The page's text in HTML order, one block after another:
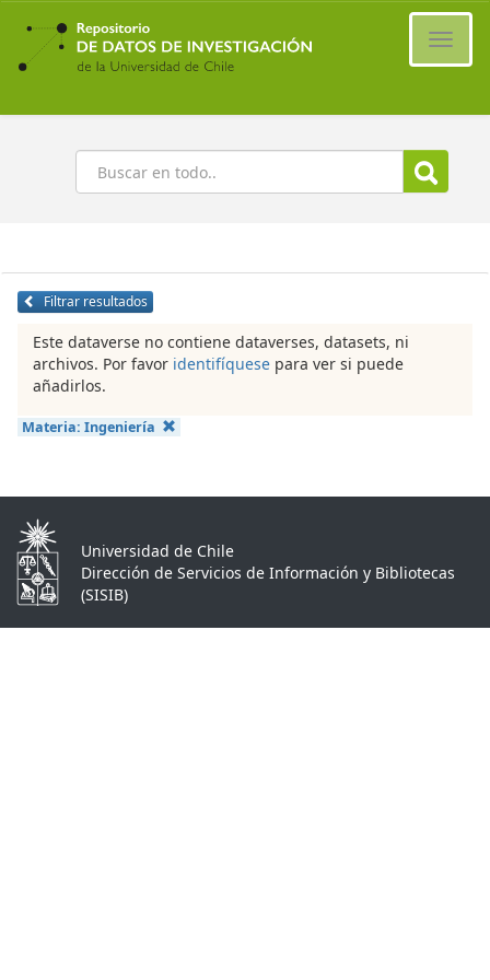
Ir
contenido
principal
Buscar
Filtrar resultados
Este dataverse no contiene dataverses, datasets, ni
archivos. Por favor identifíquese para ver si puede
añadirlos.
Materia: Ingeniería
Universidad de Chile
Dirección de Servicios de Información y Bibliotecas
(SISIB)